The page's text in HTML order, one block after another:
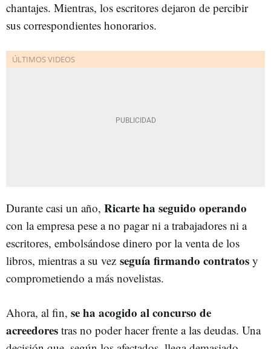
chantajes. Mientras, los escritores dejaron de percibir
sus correspondientes honorarios.
Durante casi un año, Ricarte ha seguido operando
con la empresa pese a no pagar ni a trabajadores ni a
escritores, embolsándose dinero por la venta de los
libros, mientras a su vez seguía firmando contratos y
comprometiendo a más novelistas.
Ahora, al fin, se ha acogido al concurso de
acreedores tras no poder hacer frente a las deudas. Una